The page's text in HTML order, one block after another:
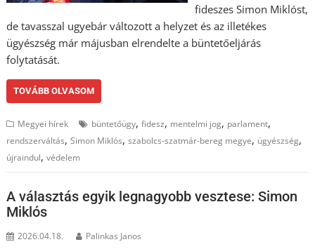
fideszes Simon Miklóst,
de tavasszal ugyebár változott a helyzet és az illetékes
ügyészség már májusban elrendelte a büntetőeljárás
folytatását.
TOVÁBB OLVASOM
Megyei hírek büntetőügy,fidesz, mentelmi jog, parlament,
rendszerváltás,Simon Miklós,szabolcs-szatmár-bereg megye, ügyészség,
újraindul,védelem
A választás egyik legnagyobb vesztese: Simon
Miklós
2026.04.18. Palinkas Janos